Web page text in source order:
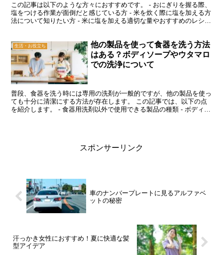
この記事は以下のような方々におすすめです。 - おにぎりを握る際、
塩をつける作業が面倒だと感じている方 - 米を炊く際に塩を加える方
法について知りたい方 - 米に塩を加える適切な量やおすすめのレシピ
生活・お役立ち
他の製品を使って食器を洗う方法
はある？ボディソープやウタマロ
での洗浄について
普段、食器を洗う時には専用の洗剤が一般的ですが、他の製品を使っ
ても十分に清潔にする方法が存在します。 この記事では、以下の点
を紹介します。 - 食器用洗剤以外で使用できる製品の種類 - ボディソ
スポンサーリンク
車のナンバープレートに見るアルファベ
ットの秘密
汗っかき女性におすすめ！夏に快適な髪
型アイデア